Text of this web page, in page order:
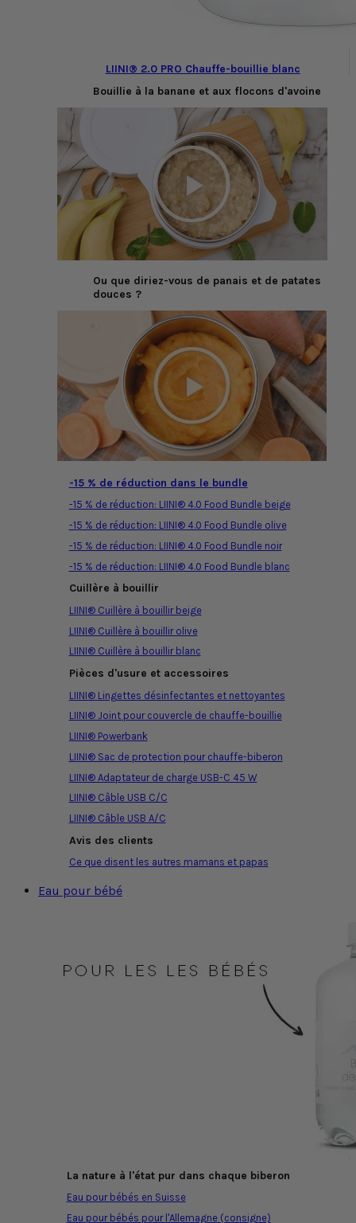
LIINI® 2.0 PRO Chauffe-bouillie blanc
Bouillie à la banane et aux flocons d'avoine
Ou que diriez-vous de panais et de patates
douces ?
-15 % de réduction dans le bundle
-15 % de réduction: LIINI® 4.0 Food Bundle beige
-15 % de réduction: LIINI® 4.0 Food Bundle olive
-15 % de réduction: LIINI® 4.0 Food Bundle noir
-15 % de réduction: LIINI® 4.0 Food Bundle blanc
Cuillère à bouillir
LIINI® Cuillère à bouillir beige
LIINI® Cuillère à bouillir olive
LIINI® Cuillère à bouillir blanc
Pièces d'usure et accessoires
LIINI® Lingettes désinfectantes et nettoyantes
LIINI® Joint pour couvercle de chauffe-bouillie
LIINI® Powerbank
LIINI® Sac de protection pour chauffe-biberon
LIINI® Adaptateur de charge USB-C 45 W
LIINI® Câble USB C/C
LIINI® Câble USB A/C
Avis des clients
Ce que disent les autres mamans et papas
Eau pour bébé
La nature à l'état pur dans chaque biberon
Eau pour bébés en Suisse
Eau pour bébés pour l'Allemagne (consigne)